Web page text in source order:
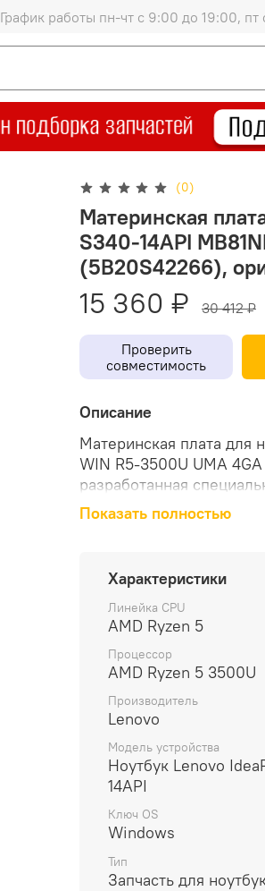
График работы пн-чт с 9:00 до 19:00, пт
(0)
Материнская
S340-14API
(5B20S42266),
15 360 ₽ 30 412 ₽
Проверить
совместимость
Описание
Материнская плата для
WIN R5-3500U UMA
разработанная
Материнская плата
качественным
Совместимость с
легкую установку и
плата, что позволяет
Вес материнской платы
легкой и удобной для
Выбирая материнскую
MB81NB WIN R5-3500U
оригинальную запчасть
обеспечит стабильную
Показать полностью
Характеристики
Линейка CPU
AMD Ryzen 5
Процессор
AMD Ryzen 5 3500U
Производитель
Lenovo
Модель устройства
Ноутбук Lenovo
14API
Ключ OS
Windows
Тип
Запчасть для